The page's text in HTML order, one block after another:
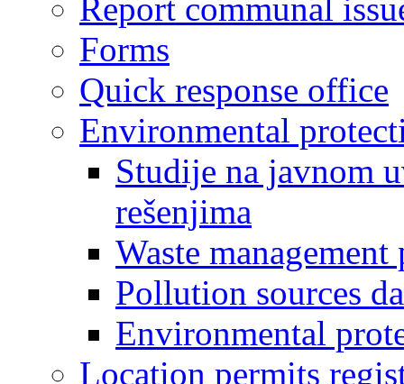
Report communal
Forms
Quick response office
Environmental
Studije na javnom
rešenjima
Waste management
Pollution sources
Environmental
Location permits